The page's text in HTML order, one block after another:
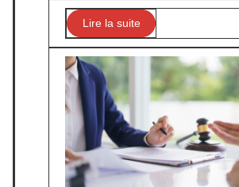
Lire la suite